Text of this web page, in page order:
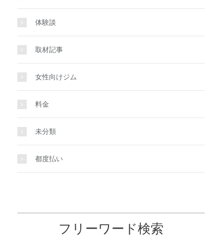
体験談
取材記事
女性向けジム
料金
未分類
都度払い
フリーワード検索